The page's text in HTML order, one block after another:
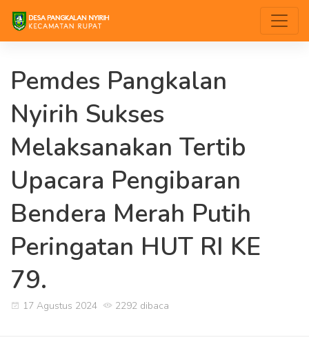
Pemdes Pangkalan
Nyirih Sukses
Melaksanakan Tertib
Upacara Pengibaran
Bendera Merah Putih
Peringatan HUT RI KE
79.
17 Agustus 2024 2292 dibaca